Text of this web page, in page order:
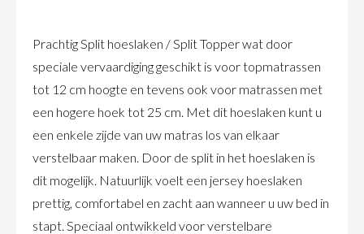
Prachtig Split hoeslaken / Split Topper wat door
speciale vervaardiging geschikt is voor topmatrassen
tot 12 cm hoogte en tevens ook voor matrassen met
een hogere hoek tot 25 cm. Met dit hoeslaken kunt u
een enkele zijde van uw matras los van elkaar
verstelbaar maken. Door de split in het hoeslaken is
dit mogelijk. Natuurlijk voelt een jersey hoeslaken
prettig, comfortabel en zacht aan wanneer u uw bed in
stapt. Speciaal ontwikkeld voor verstelbare